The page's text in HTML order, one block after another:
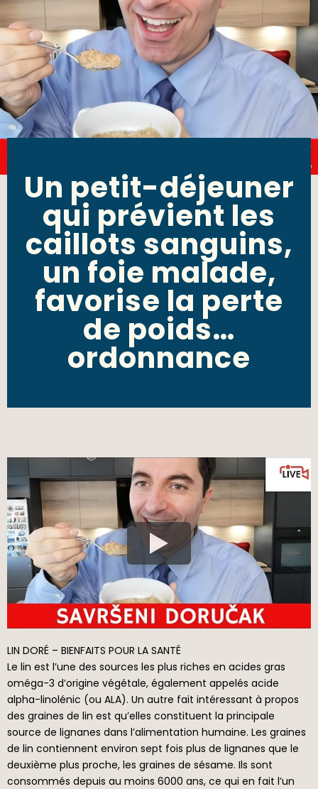
Un petit-déjeuner
qui prévient les
caillots sanguins,
un foie malade,
favorise la perte
de poids…
ordonnance
LIN DORÉ – BIENFAITS POUR LA SANTÉ
Le lin est l’une des sources les plus riches en acides gras
oméga-3 d’origine végétale, également appelés acide
alpha-linolénic (ou ALA). Un autre fait intéressant à propos
des graines de lin est qu’elles constituent la principale
source de lignanes dans l’alimentation humaine. Les graines
de lin contiennent environ sept fois plus de lignanes que le
deuxième plus proche, les graines de sésame. Ils sont
consommés depuis au moins 6000 ans, ce qui en fait l’un